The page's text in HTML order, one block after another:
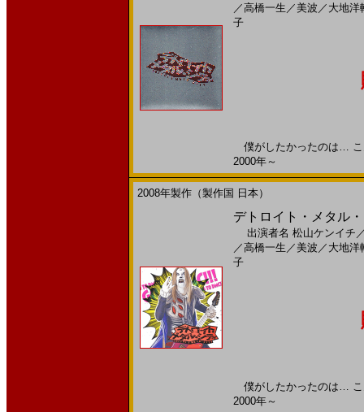
／高橋一生 ／ 美波 ／ 大地洋
子
僕がしたかったのは…
2000年～
2008年製作（製作国 日本）
デトロイト・メタル
出演者名 松山ケンイチ
／高橋一生 ／ 美波 ／ 大地洋
子
僕がしたかったのは…
2000年～